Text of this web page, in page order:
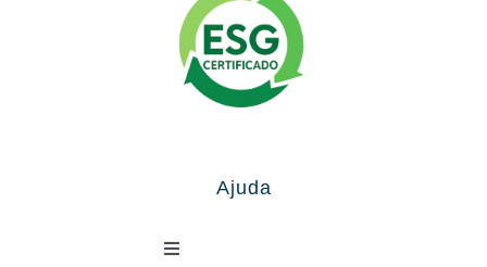
Ajuda
Toggle